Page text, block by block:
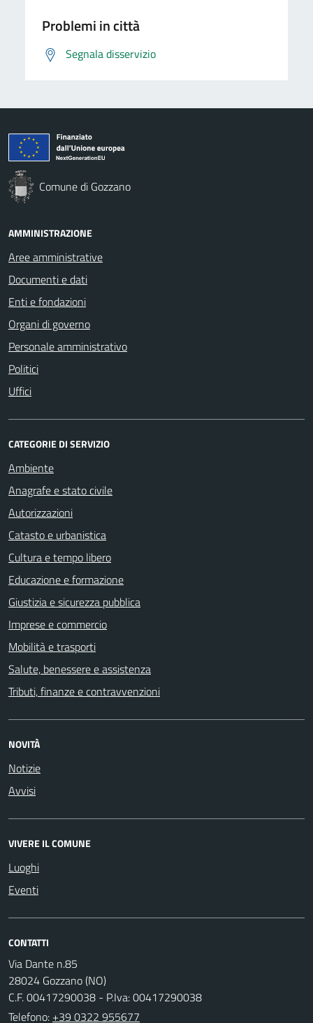
Problemi in città
Segnala disservizio
Comune di Gozzano
AMMINISTRAZIONE
Aree amministrative
Documenti e dati
Enti e fondazioni
Organi di governo
Personale amministrativo
Politici
Uffici
CATEGORIE DI SERVIZIO
Ambiente
Anagrafe e stato civile
Autorizzazioni
Catasto e urbanistica
Cultura e tempo libero
Educazione e formazione
Giustizia e sicurezza pubblica
Imprese e commercio
Mobilità e trasporti
Salute, benessere e assistenza
Tributi, finanze e contravvenzioni
NOVITÀ
Notizie
Avvisi
VIVERE IL COMUNE
Luoghi
Eventi
CONTATTI
Via Dante n.85
28024 Gozzano (NO)
C.F. 00417290038 - P.Iva: 00417290038
Telefono: +39 0322 955677